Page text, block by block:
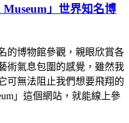
」世界知名博
的博物館參觀，親眼欣賞各
術氣息包圍的感覺，雖然我
可無法阻止我們想要飛翔的
」這個網站，就能線上參